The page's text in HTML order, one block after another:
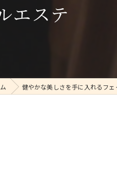
エステ
健やかな美しさを手に入れるフ